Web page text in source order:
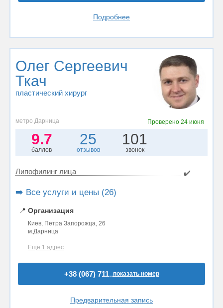
Подробнее
Олег Сергеевич
Ткач
пластический хирург
метро Дарница Проверено 24 июня
9.7
баллов
25
отзывов
101
звонок
Липофилинг лица ✔️
➡️ Все услуги и цены (26)
📍 Организация
Киев, Петра Запорожца, 26
м.Дарница
Ещё 1 адрес
+38 (067) 711..показать номер
Предварительная запись